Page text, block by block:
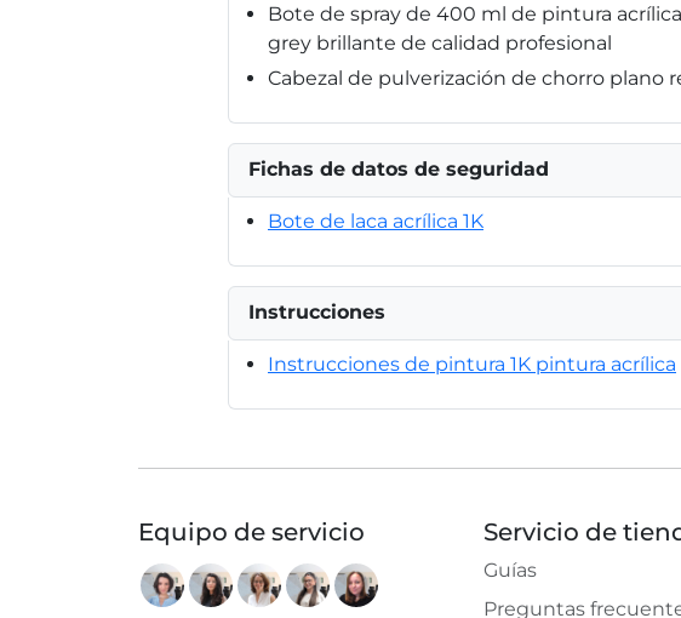
Bote de spray de 400 ml de pintura
grey brillante de calidad profesional
Cabezal de pulverización de chorro plano
Fichas de datos de seguridad
Bote de laca acrílica 1K
Instrucciones
Instrucciones de pintura 1K pintura acrílica
Equipo de servicio Servicio de
Guías
Preguntas